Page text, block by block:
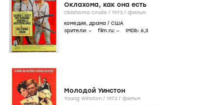
Оклахома, как она есть
Oklahoma Crude / 1973 / фильм
комедия, драма / США
зрители: – film.ru: – IMDb: 6,3
Молодой Уинстон
Young Winston / 1972 / фильм